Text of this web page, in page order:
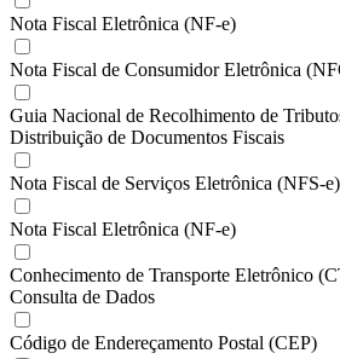
Nota Fiscal Eletrônica (NF-e)
Nota Fiscal de Consumidor Eletrônica
Guia Nacional de Recolhimento de
Distribuição de Documentos Fiscais
Nota Fiscal de Serviços Eletrônica (NFS-e)
Nota Fiscal Eletrônica (NF-e)
Conhecimento de Transporte Eletrônico
Consulta de Dados
Código de Endereçamento Postal (CEP)